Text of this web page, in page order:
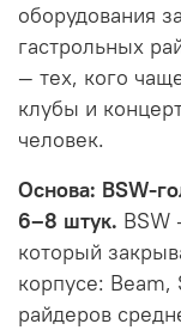
оборудования
гастрольных
— тех, кого
клубы и
человек.
Основа: BSW-
6–8 штук. BSW
который
корпусе:
райдеров